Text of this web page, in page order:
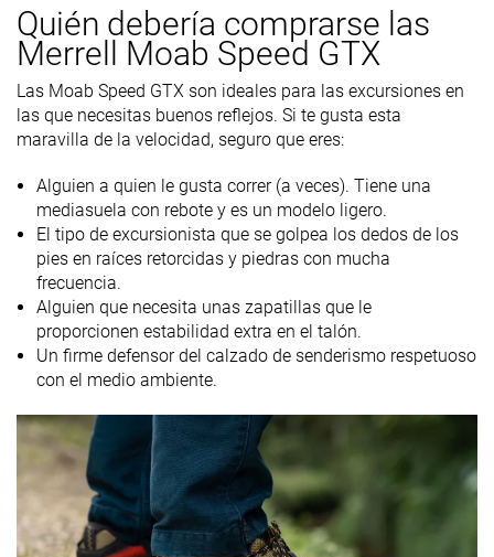
Quién debería comprarse las
Merrell Moab Speed GTX
Las Moab Speed GTX son ideales para las excursiones en
las que necesitas buenos reflejos. Si te gusta esta
maravilla de la velocidad, seguro que eres:
Alguien a quien le gusta correr (a veces). Tiene una
mediasuela con rebote y es un modelo ligero.
El tipo de excursionista que se golpea los dedos de los
pies en raíces retorcidas y piedras con mucha
frecuencia.
Alguien que necesita unas zapatillas que le
proporcionen estabilidad extra en el talón.
Un firme defensor del calzado de senderismo respetuoso
con el medio ambiente.